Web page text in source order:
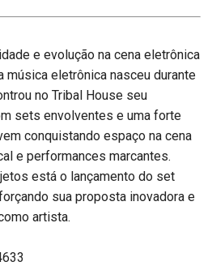
e evolução na cena eletrônica
música eletrônica nasceu durante
no Tribal House seu
sets envolventes e uma forte
conquistando espaço na cena
e performances marcantes.
está o lançamento do set
sua proposta inovadora e
artista.